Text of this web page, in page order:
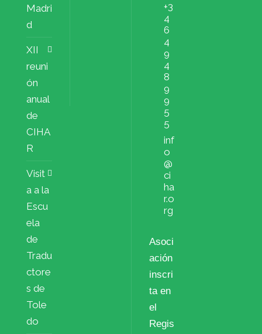
Madri
d
XII
reuni
ón
anual
de
CIHA
R
Visit
a a la
Escu
ela
de
Tradu
ctore
s de
Tole
do
+3
4
6
4
9
4
8
9
9
5
5
inf
o
@
ci
ha
r.o
rg
Asoci
ación
inscri
ta en
el
Regis